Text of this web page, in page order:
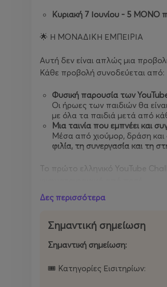
Κυριακή 7 Ιουνίου - 5 ΜΟΝΟ
🌟 Η ΜΟΝΑΔΙΚΗ ΕΜΠΕΙΡΙΑ
Αυτή δεν είναι απλώς μια
Κάθε προβολή συνοδεύεται από:
Φυσική παρουσία των
Οι ήρωες των παιδιών θα
με όλα τα παιδιά μετά από
Μια ταινία που εμπνέει και
Μέσα από χιούμορ, δράση και
φιλία, τη συνεργασία και τη
Το πρώτο ελληνικό YouTube
Αυτή τη φορά μιλάμε για
ΕΛΕΠΑΠ, που στηρίζει παιδιά με
👑 Ποιοι συμμετέχουν
Ο PanosDent επιστρέφει ως
Δες περισσότερα
Σημαντική σημείωση
Σημαντική σημείωση:
🎟️ Κατηγορίες Εισιτηρίων: